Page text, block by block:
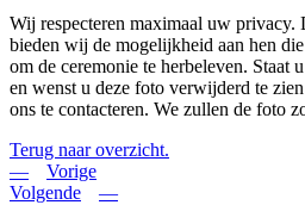
Wij respecteren maximaal uw privacy.
bieden wij de mogelijkheid aan hen
om de ceremonie te herbeleven. Staat
en wenst u deze foto verwijderd te
ons te contacteren. We zullen de foto
Terug naar overzicht.
Vorige
Volgende